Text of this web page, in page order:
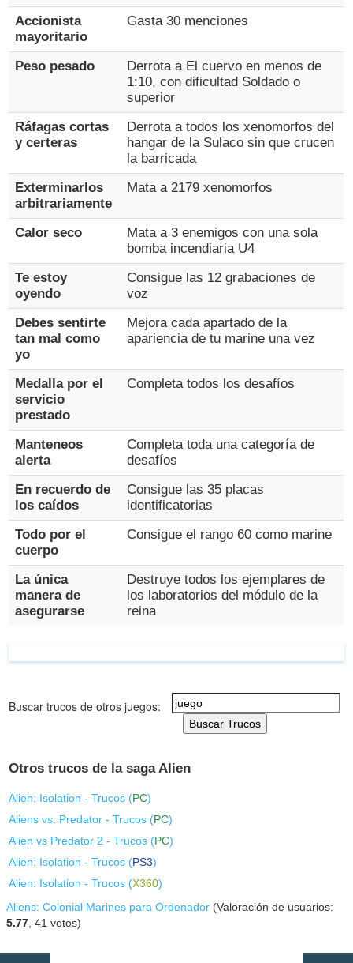
Accionista
mayoritario
Gasta 30 menciones
Peso pesado
Derrota a El cuervo en menos de
1:10, con dificultad Soldado o
superior
Ráfagas cortas
y certeras
Derrota a todos los xenomorfos del
hangar de la Sulaco sin que crucen
la barricada
Exterminarlos
arbitrariamente
Mata a 2179 xenomorfos
Calor seco
Mata a 3 enemigos con una sola
bomba incendiaria U4
Te estoy
oyendo
Consigue las 12 grabaciones de
voz
Debes sentirte
tan mal como
yo
Mejora cada apartado de la
apariencia de tu marine una vez
Medalla por el
servicio
prestado
Completa todos los desafíos
Manteneos
alerta
Completa toda una categoría de
desafíos
En recuerdo de
los caídos
Consigue las 35 placas
identificatorias
Todo por el
cuerpo
Consigue el rango 60 como marine
La única
manera de
asegurarse
Destruye todos los ejemplares de
los laboratorios del módulo de la
reina
Buscar trucos de otros juegos:
Buscar Trucos
Otros trucos de la saga Alien
Alien: Isolation - Trucos (PC)
Aliens vs. Predator - Trucos (PC)
Alien vs Predator 2 - Trucos (PC)
Alien: Isolation - Trucos (PS3)
Alien: Isolation - Trucos (X360)
Aliens: Colonial Marines para Ordenador (Valoración de usuarios:
5.77,41 votos)